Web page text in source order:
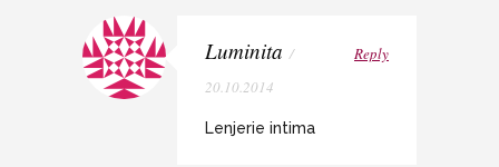
Luminita /
20.10.2014
Reply
Lenjerie intima